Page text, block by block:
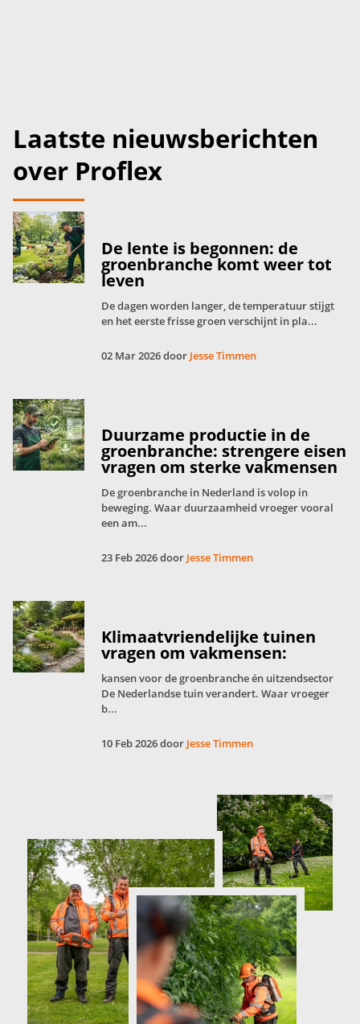
Laatste nieuwsberichten
over Proflex
De lente is begonnen: de
groenbranche komt weer tot
leven
De dagen worden langer, de temperatuur stijgt
en het eerste frisse groen verschijnt in pla...
02 Mar 2026 door Jesse Timmen
Duurzame productie in de
groenbranche: strengere eisen
vragen om sterke vakmensen
De groenbranche in Nederland is volop in
beweging. Waar duurzaamheid vroeger vooral
een am...
23 Feb 2026 door Jesse Timmen
Klimaatvriendelijke tuinen
vragen om vakmensen:
kansen voor de groenbranche én uitzendsector
De Nederlandse tuin verandert. Waar vroeger
b...
10 Feb 2026 door Jesse Timmen